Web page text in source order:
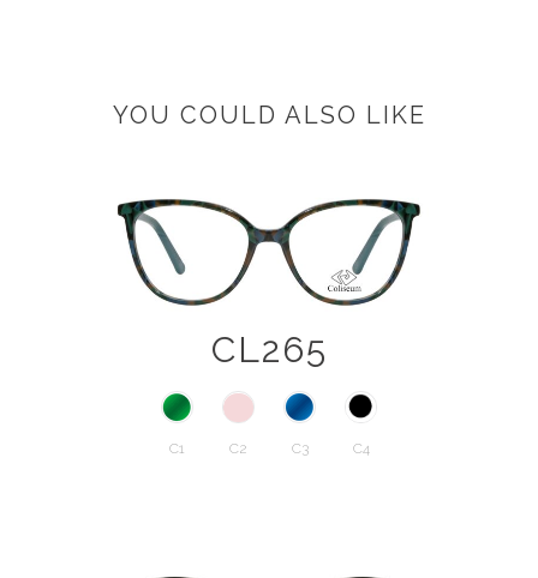
YOU COULD ALSO LIKE
CL265
C1 C2 C3 C4